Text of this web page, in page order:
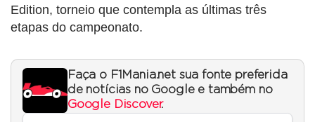
Edition, torneio que contempla as últimas três
etapas do campeonato.
Faça o F1Mania.net sua fonte preferida
de notícias no Google e também no
Google Discover.